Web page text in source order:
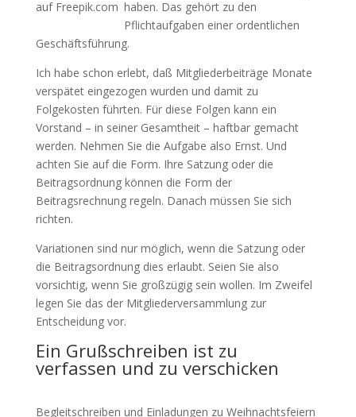
auf Freepik.com haben. Das gehört zu den
Pflichtaufgaben einer ordentlichen
Geschäftsführung.
Ich habe schon erlebt, daß Mitgliederbeiträge Monate
verspätet eingezogen wurden und damit zu
Folgekosten führten. Für diese Folgen kann ein
Vorstand – in seiner Gesamtheit – haftbar gemacht
werden. Nehmen Sie die Aufgabe also Ernst. Und
achten Sie auf die Form. Ihre Satzung oder die
Beitragsordnung können die Form der
Beitragsrechnung regeln. Danach müssen Sie sich
richten.
Variationen sind nur möglich, wenn die Satzung oder
die Beitragsordnung dies erlaubt. Seien Sie also
vorsichtig, wenn Sie großzügig sein wollen. Im Zweifel
legen Sie das der Mitgliederversammlung zur
Entscheidung vor.
Ein Grußschreiben ist zu
verfassen und zu verschicken
Begleitschreiben und Einladungen zu Weihnachtsfeiern